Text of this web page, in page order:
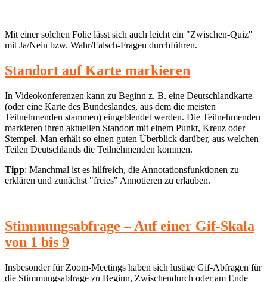
Mit einer solchen Folie lässt sich auch leicht ein "Zwischen-Quiz"
mit Ja/Nein bzw. Wahr/Falsch-Fragen durchführen.
Standort auf Karte markieren
In Videokonferenzen kann zu Beginn z. B. eine Deutschlandkarte
(oder eine Karte des Bundeslandes, aus dem die meisten
Teilnehmenden stammen) eingeblendet werden. Die Teilnehmenden
markieren ihren aktuellen Standort mit einem Punkt, Kreuz oder
Stempel. Man erhält so einen guten Überblick darüber, aus welchen
Teilen Deutschlands die Teilnehmenden kommen.
Tipp: Manchmal ist es hilfreich, die Annotationsfunktionen zu
erklären und zunächst "freies" Annotieren zu erlauben.
Stimmungsabfrage – Auf einer Gif-Skala
von 1 bis 9
Insbesonder für Zoom-Meetings haben sich lustige Gif-Abfragen für
die Stimmungsabfrage zu Beginn, Zwischendurch oder am Ende